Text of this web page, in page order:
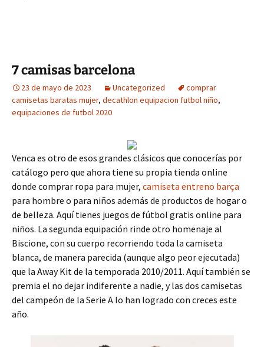
7 camisas barcelona
23 de mayo de 2023 Uncategorized
comprar
camisetas baratas mujer, decathlon equipacion futbol niño,
equipaciones de futbol 2020
Venca es otro de esos grandes clásicos que conocerías por
catálogo pero que ahora tiene su propia tienda online
donde comprar ropa para mujer, camiseta entreno barça
para hombre o para niños además de productos de hogar o
de belleza. Aquí tienes juegos de fútbol gratis online para
niños. La segunda equipación rinde otro homenaje al
Biscione, con su cuerpo recorriendo toda la camiseta
blanca, de manera parecida (aunque algo peor ejecutada)
que la Away Kit de la temporada 2010/2011. Aquí también se
premia el no dejar indiferente a nadie, y las dos camisetas
del campeón de la Serie A lo han logrado con creces este
año.